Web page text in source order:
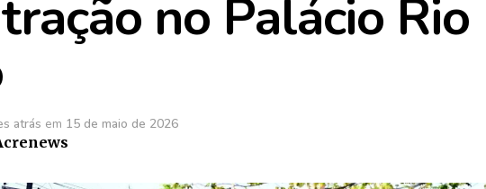
no Palácio Rio
atrás em 15 de maio de 2026